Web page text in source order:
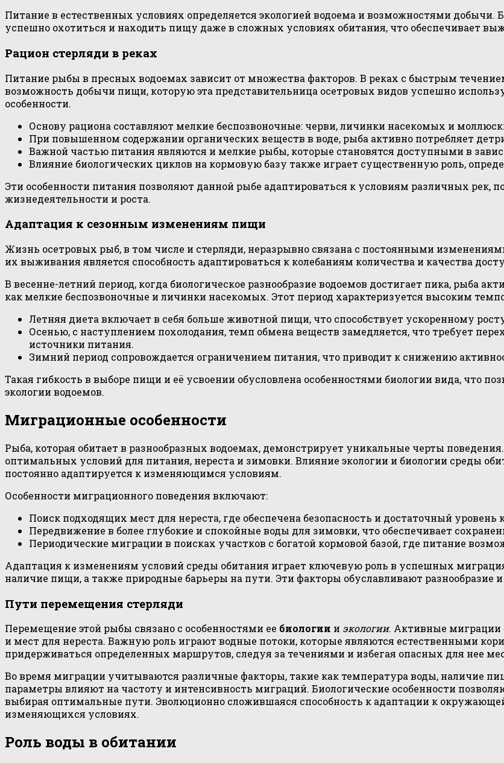
Питание в естественных условиях определяется экологией водоема и возможностями добычи.
успешно охотиться и находить пищу даже в сложных условиях обитания, что обеспечивает
Рацион стерляди в реках
Питание рыбы в пресных водоемах зависит от множества факторов. В реках с быстрым
возможность добычи пищи, которую эта представительница осетровых видов успешно
особенности.
Основу рациона составляют мелкие беспозвоночные: черви, личинки насекомых и
При повышенном содержании органических веществ в воде, рыба активно потребляет
Важной частью питания являются и мелкие рыбы, которые становятся доступными в
Влияние биологических циклов на кормовую базу также играет существенную роль,
Эти особенности питания позволяют данной рыбе адаптироваться к условиям различных рек,
жизнедеятельности и роста.
Адаптация к сезонным изменениям пищи
Жизнь осетровых рыб, в том числе и стерляди, неразрывно связана с постоянными
их выживания является способность адаптироваться к колебаниям количества и качества
В весенне-летний период, когда биологическое разнообразие водоемов достигает пика, рыба
как мелкие беспозвоночные и личинки насекомых. Этот период характеризуется высоким
Летняя диета включает в себя больше животной пищи, что способствует ускоренному
Осенью, с наступлением похолодания, темп обмена веществ замедляется, что требует
источники питания.
Зимний период сопровождается ограничением питания, что приводит к снижению
Такая гибкость в выборе пищи и её усвоении обусловлена особенностями биологии вида, что
экологии водоемов.
Миграционные особенности
Рыба, которая обитает в разнообразных водоемах, демонстрирует уникальные черты
оптимальных условий для питания, нереста и зимовки. Влияние экологии и биологии среды
постоянно адаптируется к изменяющимся условиям.
Особенности миграционного поведения включают:
Поиск подходящих мест для нереста, где обеспечена безопасность и достаточный уровень
Передвижение в более глубокие и спокойные воды для зимовки, что обеспечивает
Периодические миграции в поисках участков с богатой кормовой базой, где питание
Адаптация к изменениям условий среды обитания играет ключевую роль в успешных
наличие пищи, а также природные барьеры на пути. Эти факторы обуславливают
Пути перемещения стерляди
Перемещение этой рыбы связано с особенностями ее биологии и экологии. Активные миграции
и мест для нереста. Важную роль играют водные потоки, которые являются естественными
придерживаться определенных маршрутов, следуя за течениями и избегая опасных для нее
Во время миграции учитываются различные факторы, такие как температура воды, наличие
параметры влияют на частоту и интенсивность миграций. Биологические особенности
выбирая оптимальные пути. Эволюционно сложившаяся способность к адаптации к
изменяющихся условиях.
Роль воды в обитании